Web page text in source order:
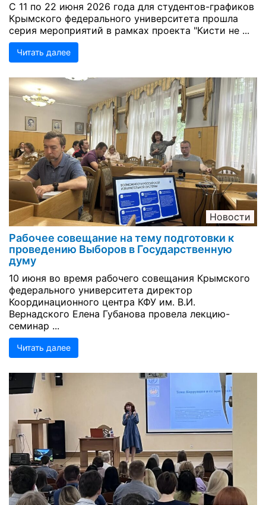
С 11 по 22 июня 2026 года для студентов-графиков
Крымского федерального университета прошла
серия мероприятий в рамках проекта "Кисти не ...
Читать далее
Новости
Рабочее совещание на тему подготовки к
проведению Выборов в Государственную
думу
10 июня во время рабочего совещания Крымского
федерального университета директор
Координационного центра КФУ им. В.И.
Вернадского Елена Губанова провела лекцию-
семинар ...
Читать далее